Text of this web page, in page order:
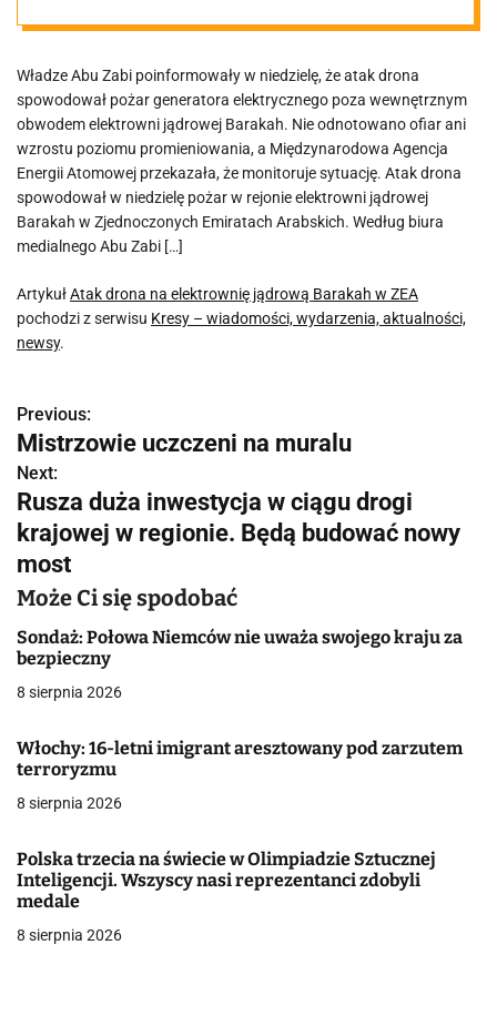
Władze Abu Zabi poinformowały w niedzielę, że atak drona
spowodował pożar generatora elektrycznego poza wewnętrznym
obwodem elektrowni jądrowej Barakah. Nie odnotowano ofiar ani
wzrostu poziomu promieniowania, a Międzynarodowa Agencja
Energii Atomowej przekazała, że monitoruje sytuację. Atak drona
spowodował w niedzielę pożar w rejonie elektrowni jądrowej
Barakah w Zjednoczonych Emiratach Arabskich. Według biura
medialnego Abu Zabi […]
ArtykułAtak drona na elektrownię jądrową Barakah w ZEA
pochodzi z serwisu Kresy – wiadomości, wydarzenia, aktualności,
newsy.
N
a
w
i
g
a
c
a
w
i
s
Previous:
Mistrzowie uczczeni na muralu
Next:
Rusza duża inwestycja w ciągu drogi
krajowej w regionie. Będą budować nowy
most
Może Ci się spodobać
Sondaż: Połowa Niemców nie uważa swojego kraju za
bezpieczny
8 sierpnia 2026
Włochy: 16-letni imigrant aresztowany pod zarzutem
terroryzmu
8 sierpnia 2026
Polska trzecia na świecie w Olimpiadzie Sztucznej
Inteligencji. Wszyscy nasi reprezentanci zdobyli
medale
8 sierpnia 2026